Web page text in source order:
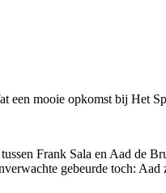
een mooie opkomst bij Het
Frank Sala en Aad de
gebeurde toch: Aad